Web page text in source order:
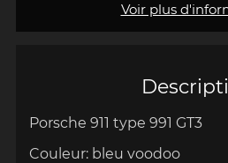
Porsche 911 type 991 GT3
Couleur: bleu voodoo
Voir plus